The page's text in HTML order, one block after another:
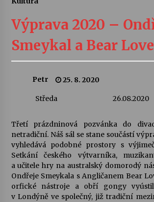
Vernisáž výstavy Josefíny
kapkou
Veselí muzikanti
Pozvánka na integrační
šedesátka: 28. 7.–1. 8. 2026
28. 7. 2026
Letní koncerty ve
Jenakaši
28. 7. 2026
Výprava 2020 –
Smeykal a Bear Love
Petr 25. 8. 2020
Středa 26.08.2020
Třetí prázdninová pozvánka do
netradiční. Náš sál se stane součástí
vyhledává podobné prostory s
Setkání českého výtvarníka,
a učitele hry na australský domorodý
Ondřeje Smeykala s Angličanem Bear
orfické nástroje a obří gongy
v Londýně ve společný, již tradiční